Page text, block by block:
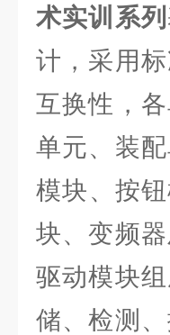
术实训系列
计，采用
互换性，
单元、装
模块、按
块、变频
驱动模块
储、检测